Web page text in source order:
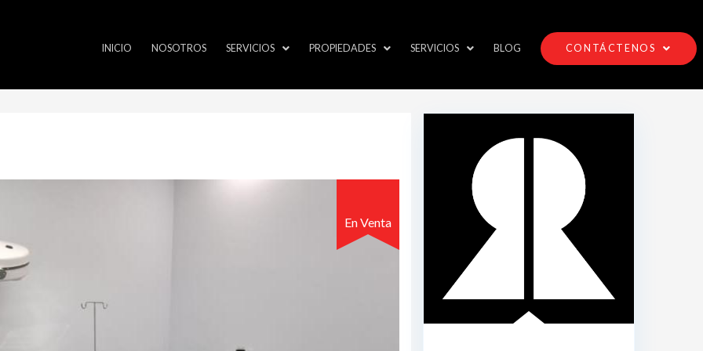
INICIO NOSOTROS SERVICIOS PROPIEDADES SERVICIOS BLOG CONTÁCTENOS
En Venta